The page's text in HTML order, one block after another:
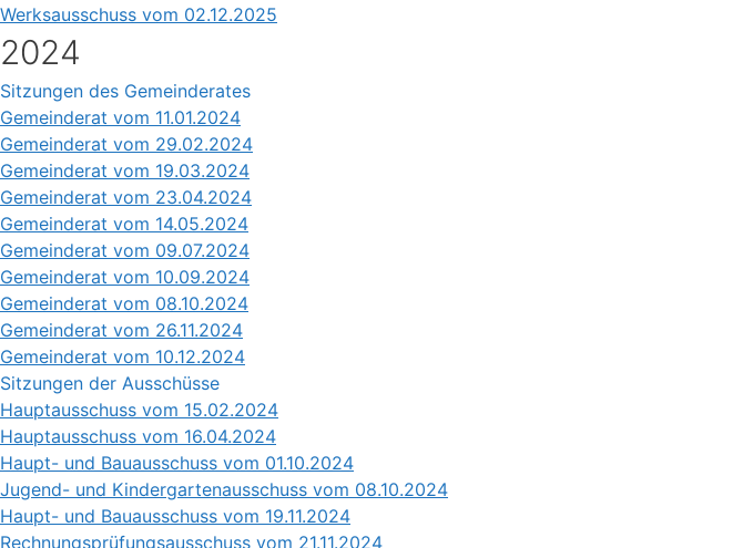
Werksausschuss vom 02.12.2025
2024
Sitzungen des Gemeinderates
Gemeinderat vom 11.01.2024
Gemeinderat vom 29.02.2024
Gemeinderat vom 19.03.2024
Gemeinderat vom 23.04.2024
Gemeinderat vom 14.05.2024
Gemeinderat vom 09.07.2024
Gemeinderat vom 10.09.2024
Gemeinderat vom 08.10.2024
Gemeinderat vom 26.11.2024
Gemeinderat vom 10.12.2024
Sitzungen der Ausschüsse
Hauptausschuss vom 15.02.2024
Hauptausschuss vom 16.04.2024
Haupt- und Bauausschuss vom 01.10.2024
Jugend- und Kindergartenausschuss vom 08.10.2024
Haupt- und Bauausschuss vom 19.11.2024
Rechnungsprüfungsausschuss vom 21.11.2024